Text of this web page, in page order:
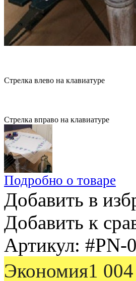
Стрелка влево на клавиатуре
Стрелка вправо на клавиатуре
Подробно о товаре
Добавить в
Добавить к
Артикул: #PN-
Экономия1 004